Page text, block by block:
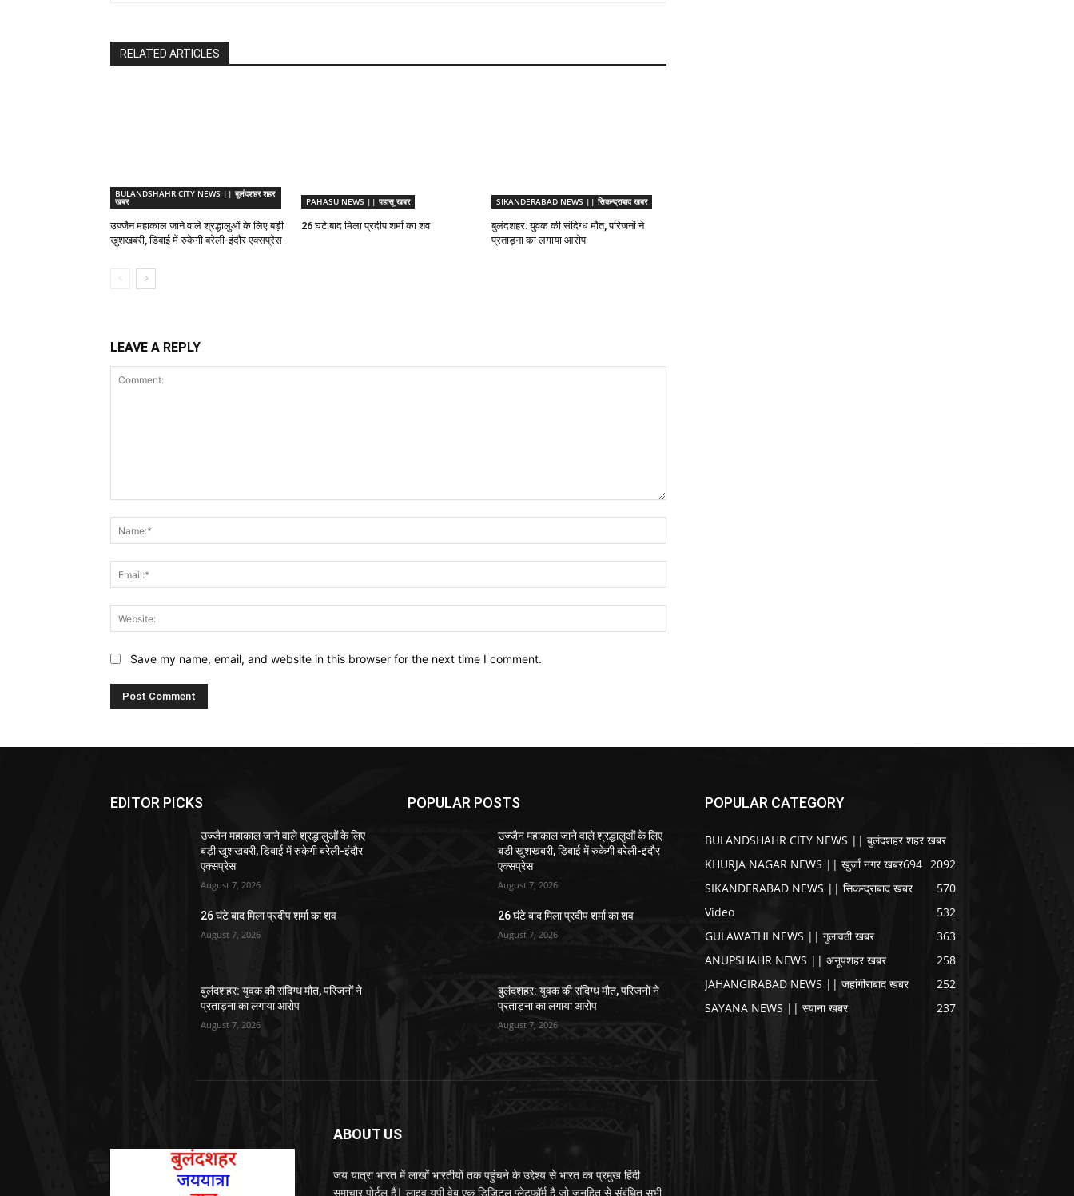
RELATED ARTICLES
BULANDSHAHR CITY NEWS || बुलंदशहर शहर
खबर
उज्जैन महाकाल जाने वाले श्रद्धालुओं के लिए बड़ी
खुशखबरी, डिबाई में रुकेगी बरेली-इंदौर एक्सप्रेस
PAHASU NEWS || पहासू खबर
26 घंटे बाद मिला प्रदीप शर्मा का शव
SIKANDERABAD NEWS || सिकन्द्राबाद खबर
बुलंदशहर: युवक की संदिग्ध मौत, परिजनों ने
प्रताड़ना का लगाया आरोप
LEAVE A REPLY
Save my name, email, and website in this browser for the next time I comment.
EDITOR PICKS
उज्जैन महाकाल जाने वाले श्रद्धालुओं के लिए
बड़ी खुशखबरी, डिबाई में रुकेगी बरेली-इंदौर
एक्सप्रेस
August 7, 2026
26 घंटे बाद मिला प्रदीप शर्मा का शव
August 7, 2026
बुलंदशहर: युवक की संदिग्ध मौत, परिजनों ने
प्रताड़ना का लगाया आरोप
August 7, 2026
POPULAR POSTS
उज्जैन महाकाल जाने वाले श्रद्धालुओं के लिए
बड़ी खुशखबरी, डिबाई में रुकेगी बरेली-इंदौर
एक्सप्रेस
August 7, 2026
26 घंटे बाद मिला प्रदीप शर्मा का शव
August 7, 2026
बुलंदशहर: युवक की संदिग्ध मौत, परिजनों ने
प्रताड़ना का लगाया आरोप
August 7, 2026
POPULAR CATEGORY
BULANDSHAHR CITY NEWS || बुलंदशहर शहर खबर
2092
KHURJA NAGAR NEWS || खुर्जा नगर खबर694
SIKANDERABAD NEWS || सिकन्द्राबाद खबर
570
Video
532
GULAWATHI NEWS || गुलावठी खबर
363
ANUPSHAHR NEWS || अनूपशहर खबर
258
JAHANGIRABAD NEWS || जहांगीराबाद खबर
252
SAYANA NEWS || स्याना खबर
237
ABOUT US
जय यात्रा भारत में लाखों भारतीयों तक पहुंचने के उद्देश्य से भारत का प्रमुख हिंदी
समाचार पोर्टल है| लाइव यूपी वेब एक डिजिटल प्लेटफॉर्म है जो जनहित से संबंधित सभी